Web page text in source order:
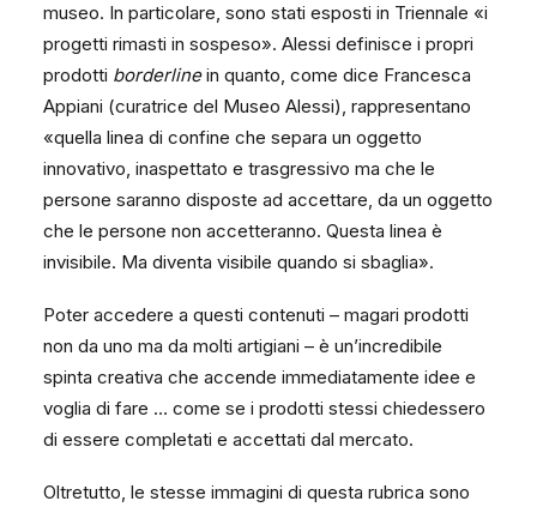
museo. In particolare, sono stati esposti in Triennale «i
progetti rimasti in sospeso». Alessi definisce i propri
prodotti borderlinein quanto, come dice Francesca
Appiani (curatrice del Museo Alessi), rappresentano
«quella linea di confine che separa un oggetto
innovativo, inaspettato e trasgressivo ma che le
persone saranno disposte ad accettare, da un oggetto
che le persone non accetteranno. Questa linea è
invisibile. Ma diventa visibile quando si sbaglia».
Poter accedere a questi contenuti – magari prodotti
non da uno ma da molti artigiani – è un’incredibile
spinta creativa che accende immediatamente idee e
voglia di fare … come se i prodotti stessi chiedessero
di essere completati e accettati dal mercato.
Oltretutto, le stesse immagini di questa rubrica sono